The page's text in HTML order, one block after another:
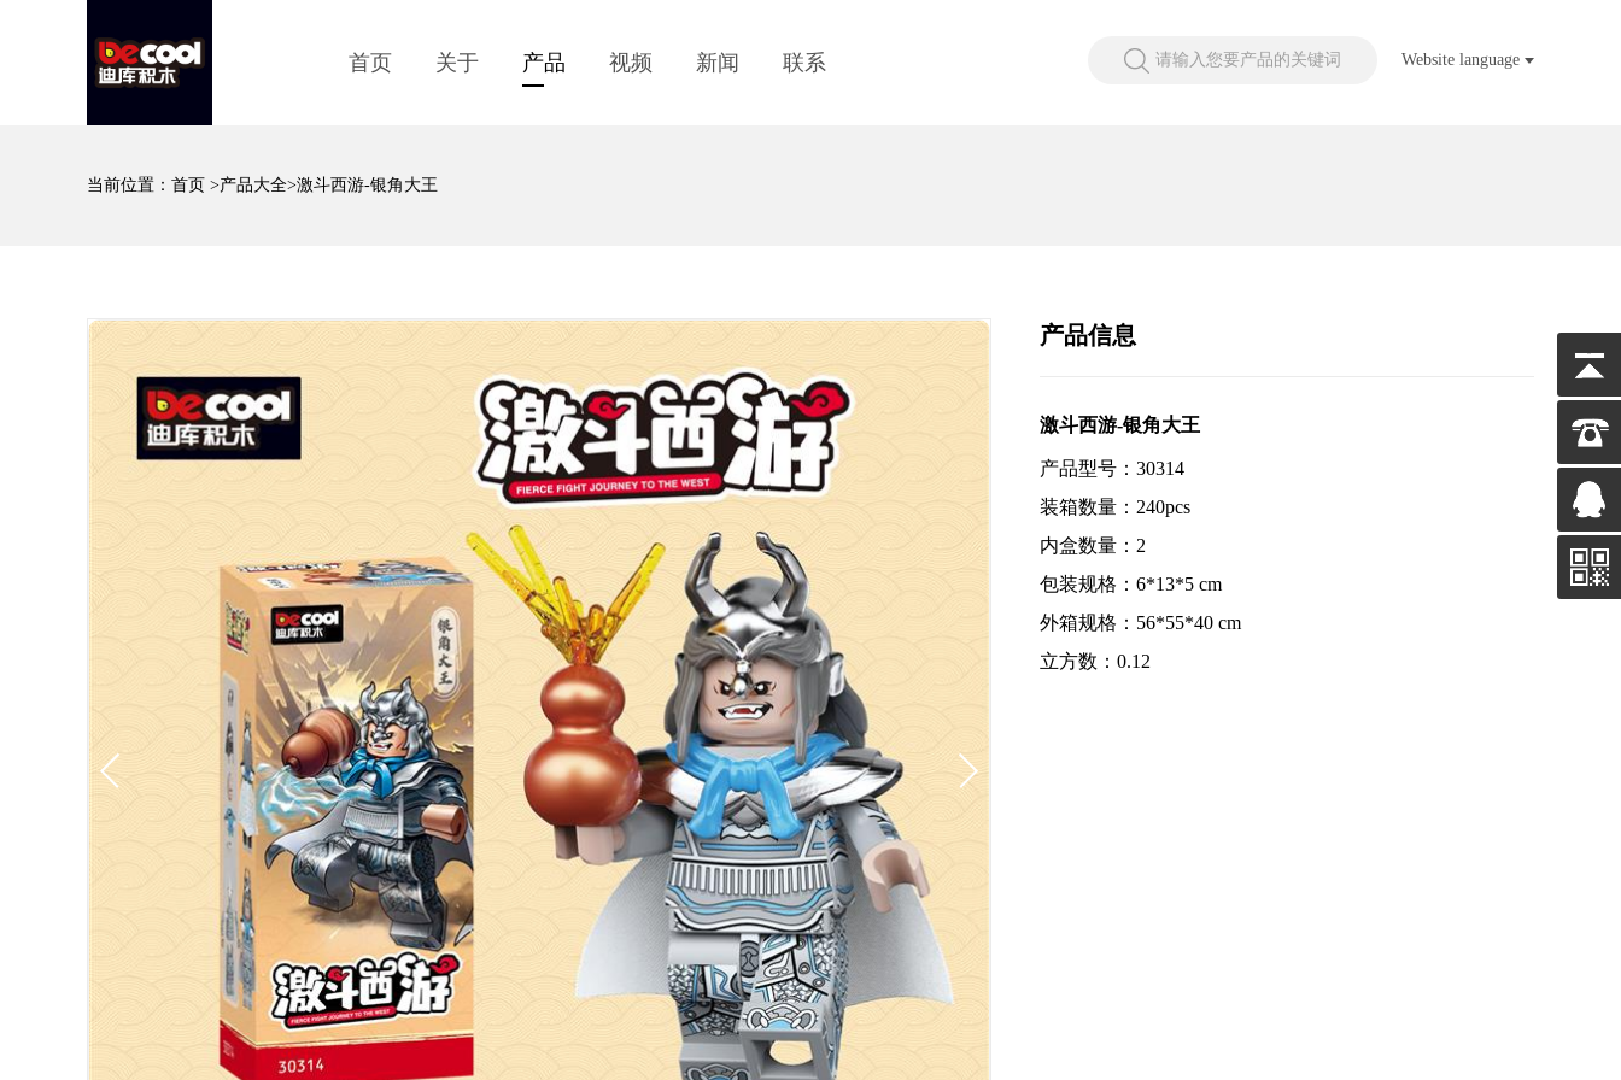
首页 关于 产品 视频 新闻 联系 请输入您要产品的关键词 Website language
当前位置： 首页 >产品大全>激斗西游-银角大王
产品信息
激斗西游-银角大王
产品型号：30314
装箱数量：240pcs
内盒数量：2
包装规格：6*13*5 cm
外箱规格：56*55*40 cm
立方数：0.12